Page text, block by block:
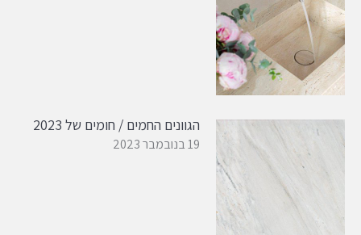
הגוונים החמים / חומים של 2023
19 בנובמבר 2023